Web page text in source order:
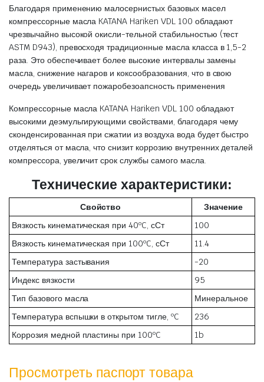
Благодаря применению малосернистых базовых масел
компрессорные масла KATANA Hariken VDL 100 обладают
чрезвычайно высокой окисли-тельной стабильностью (тест
ASTM D943), превосходя традиционные масла класса в 1,5-2
раза. Это обеспечивает более высокие интервалы замены
масла, снижение нагаров и коксообразования, что в свою
очередь увеличивает пожаробезоапсность применения
Компрессорные масла KATANA Hariken VDL 100 обладают
высокими деэмульгирующими свойствами, благодаря чему
сконденсированная при сжатии из воздуха вода будет быстро
отделяться от масла, что снизит коррозию внутренних деталей
компрессора, увеличит срок службы самого масла.
Технические характеристики:
Свойство
Значение
Вязкость кинематическая при 40ºC, сСт
100
Вязкость кинематическая при 100ºC, сСт
11.4
Температура застывания
-20
Индекс вязкости
95
Тип базового масла
Минеральное
Температура вспышки в открытом тигле, ºC
236
Коррозия медной пластины при 100ºC
1b
Просмотреть паспорт товара